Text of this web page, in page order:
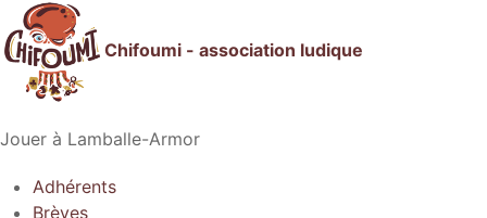
Chifoumi - association ludique
Jouer à Lamballe-Armor
Adhérents
Brèves